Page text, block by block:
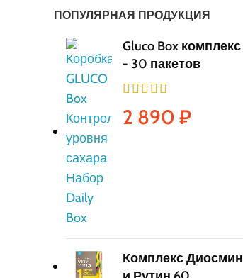
ПОПУЛЯРНАЯ ПРОДУКЦИЯ
Gluco Box комплекс
- 30 пакетов
2 890 ₽
Комплекс Диосмин